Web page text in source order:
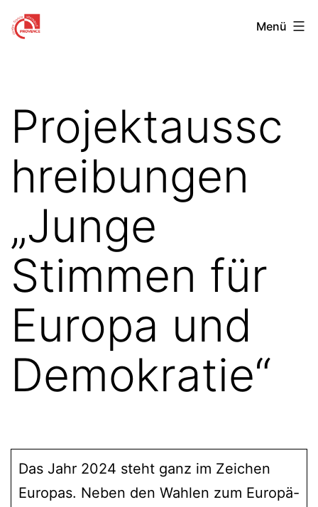
Zum
Inhalt
Centre
Provence
Menü
Projektaussc
hreibungen
„Junge
Stimmen für
Europa und
Demokratie“
Das Jahr 2024 steht ganz im Zeichen
Europas. Neben den Wahlen zum Europä-